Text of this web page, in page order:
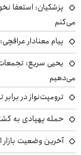
پزشکیان: استعفا
می‌کنم
پیام معنادار
یحیی سریع: تجمعات
می‌دهیم
ترومپت‌نواز در
حمله پهپادی به
آخرین وضعیت بازار ارز؛